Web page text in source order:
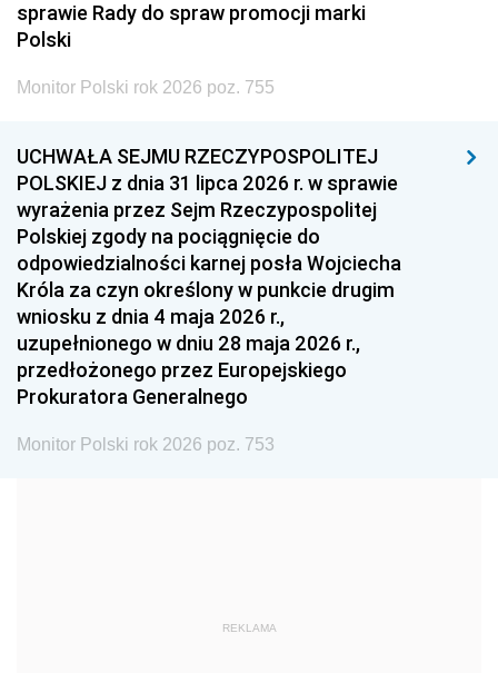
2005
1996 1995 1994
1993 1992 1991
1990 1989
1987 1986 1985
1984 1983
1981 1980 1979
1978 1977
1975 1974
1959
sprawie Rady do spraw promocji marki
Polski
Monitor Polski rok 2026 poz. 755
UCHWAŁA SEJMU RZECZYPOSPOLITEJ
POLSKIEJ z dnia 31 lipca 2026 r. w sprawie
wyrażenia przez Sejm Rzeczypospolitej
Polskiej zgody na pociągnięcie do
odpowiedzialności karnej posła Wojciecha
Króla za czyn określony w punkcie drugim
wniosku z dnia 4 maja 2026 r.,
uzupełnionego w dniu 28 maja 2026 r.,
przedłożonego przez Europejskiego
Prokuratora Generalnego
Monitor Polski rok 2026 poz. 753
REKLAMA